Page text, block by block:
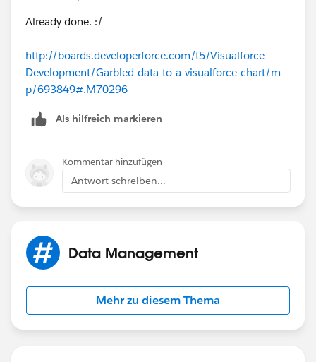
Best regards
Already done. :/
http://boards.developerforce.com/t5/Visualforce-
Development/Garbled-data-to-a-visualforce-chart/m-
p/693849#.M70296
Als hilfreich markieren
Kommentar hinzufügen
Antwort schreiben...
Data Management
Mehr zu diesem Thema